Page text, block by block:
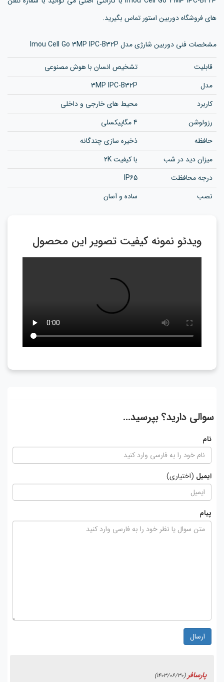
های فروشگاه دوربین استور تماس بگیرید.
مشخصات فنی دوربین شارژی مدل Imou Cell Go 3MP IPC-B32P
قابلیت
تشخیص انسان با هوش مصنوعی
مدل
3MP IPC-B32P
کاربرد
محیط های خارجی و داخلی
رزولوشن
4 مگاپیکسلی
حافظه
ذخیره سازی چندگانه
میزان دید در شب
با کیفیت 2K
درجه محافظت
IP65
نصب
ساده و آسان
ویدئو نمونه کیفیت تصویر این محصول
سوالی دارید؟ بپرسید...
نام
ایمیل (اختیاری)
پیام
ارسال
پارسافر (1403/06/30)